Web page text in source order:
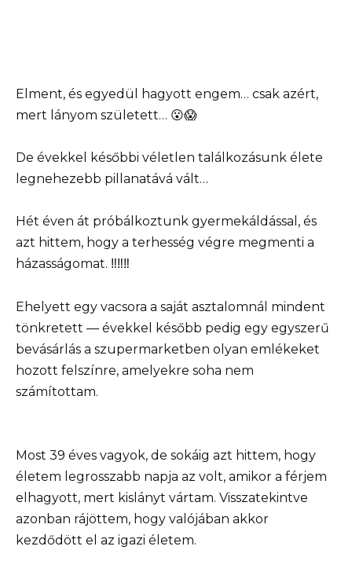
Elment, és egyedül hagyott engem… csak azért,
mert lányom született… 😮😱
De évekkel későbbi véletlen találkozásunk élete
legnehezebb pillanatává vált…
Hét éven át próbálkoztunk gyermekáldással, és
azt hittem, hogy a terhesség végre megmenti a
házasságomat. ‼️‼️‼️
Ehelyett egy vacsora a saját asztalomnál mindent
tönkretett — évekkel később pedig egy egyszerű
bevásárlás a szupermarketben olyan emlékeket
hozott felszínre, amelyekre soha nem
számítottam.
Most 39 éves vagyok, de sokáig azt hittem, hogy
életem legrosszabb napja az volt, amikor a férjem
elhagyott, mert kislányt vártam. Visszatekintve
azonban rájöttem, hogy valójában akkor
kezdődött el az igazi életem.